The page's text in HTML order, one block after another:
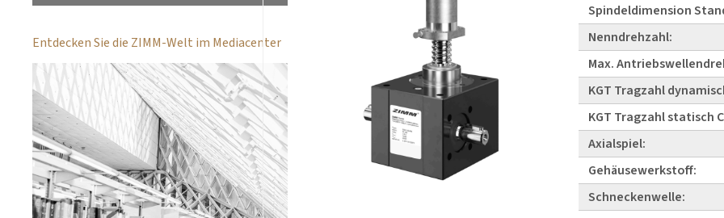
Entdecken Sie die ZIMM-Welt im Mediacenter
Spindeldimension
Nenndrehzahl:
Max.
KGT Tragzahl
KGT Tragzahl statisch
Axialspiel:
Gehäusewerkstoff:
Schneckenwelle: